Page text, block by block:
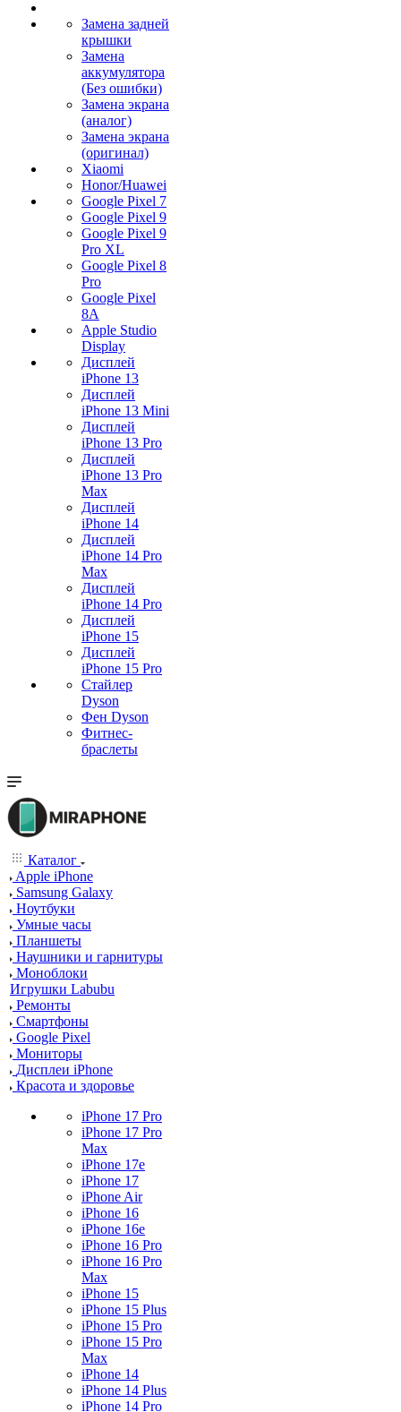
Замена задней
крышки
Замена
аккумулятора
(Без ошибки)
Замена экрана
(аналог)
Замена экрана
(оригинал)
Xiaomi
Honor/Huawei
Google Pixel 7
Google Pixel 9
Google Pixel 9
Pro XL
Google Pixel 8
Pro
Google Pixel
8A
Apple Studio
Display
Дисплей
iPhone 13
Дисплей
iPhone 13 Mini
Дисплей
iPhone 13 Pro
Дисплей
iPhone 13 Pro
Max
Дисплей
iPhone 14
Дисплей
iPhone 14 Pro
Max
Дисплей
iPhone 14 Pro
Дисплей
iPhone 15
Дисплей
iPhone 15 Pro
Стайлер
Dyson
Фен Dyson
Фитнес-
браслеты
Каталог
Apple iPhone
Samsung Galaxy
Ноутбуки
Умные часы
Планшеты
Наушники и гарнитуры
Моноблоки
Игрушки Labubu
Ремонты
Смартфоны
Google Pixel
Мониторы
Дисплеи iPhone
Красота и здоровье
iPhone 17 Pro
iPhone 17 Pro
Max
iPhone 17e
iPhone 17
iPhone Air
iPhone 16
iPhone 16e
iPhone 16 Pro
iPhone 16 Pro
Max
iPhone 15
iPhone 15 Plus
iPhone 15 Pro
iPhone 15 Pro
Max
iPhone 14
iPhone 14 Plus
iPhone 14 Pro